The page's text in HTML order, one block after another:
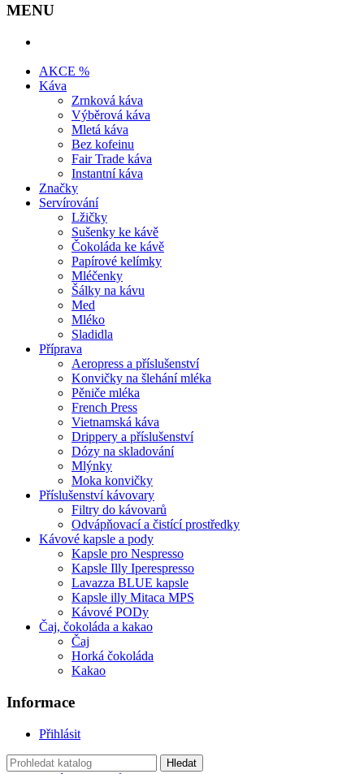
MENU
AKCE %
Káva
Zrnková káva
Výběrová káva
Mletá káva
Bez kofeinu
Fair Trade káva
Instantní káva
Značky
Servírování
Lžičky
Sušenky ke kávě
Čokoláda ke kávě
Papírové kelímky
Mléčenky
Šálky na kávu
Med
Mléko
Sladidla
Příprava
Aeropress a příslušenství
Konvičky na šlehání mléka
Pěniče mléka
French Press
Vietnamská káva
Drippery a příslušenství
Dózy na skladování
Mlýnky
Moka konvičky
Příslušenství kávovary
Filtry do kávovarů
Odvápňovací a čistící prostředky
Kávové kapsle a pody
Kapsle pro Nespresso
Kapsle Illy Iperespresso
Lavazza BLUE kapsle
Kapsle illy Mitaca MPS
Kávové PODy
Čaj, čokoláda a kakao
Čaj
Horká čokoláda
Kakao
Informace
Přihlásit
Hledat